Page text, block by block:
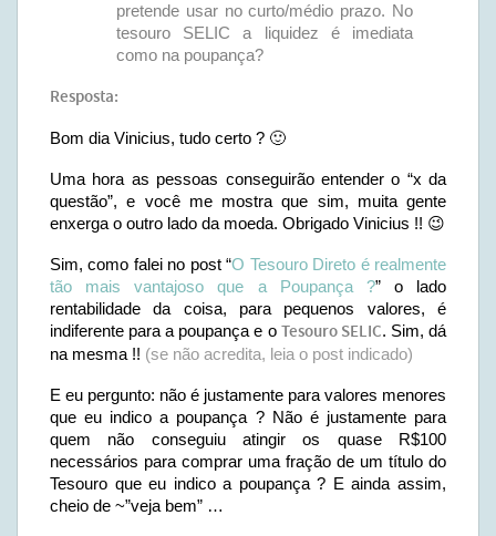
pretende usar no curto/médio prazo. No
tesouro SELIC a liquidez é imediata
como na poupança?
Resposta:
Bom dia Vinicius, tudo certo ? 🙂
Uma hora as pessoas conseguirão entender o “x da
questão”, e você me mostra que sim, muita gente
enxerga o outro lado da moeda. Obrigado Vinicius !! 😉
Sim, como falei no post “O Tesouro Direto é realmente
tão mais vantajoso que a Poupança ?” o lado
rentabilidade da coisa, para pequenos valores, é
indiferente para a poupança e o Tesouro SELIC. Sim, dá
na mesma !! (se não acredita, leia o post indicado)
E eu pergunto: não é justamente para valores menores
que eu indico a poupança ? Não é justamente para
quem não conseguiu atingir os quase R$100
necessários para comprar uma fração de um título do
Tesouro que eu indico a poupança ? E ainda assim,
cheio de ~”veja bem” …